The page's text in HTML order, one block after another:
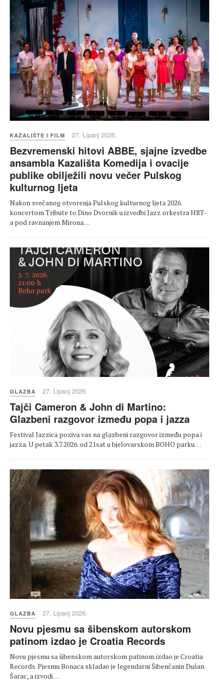
KAZALIŠTE I FILM 27. Lipanj 2026.
Bezvremenski hitovi ABBE, sjajne izvedbe
ansambla Kazališta Komedija i ovacije
publike obilježili novu večer Pulskog
kulturnog ljeta
Nakon svečanog otvorenja Pulskog kulturnog ljeta 2026.
koncertom Tribute to Dino Dvornik u izvedbi Jazz orkestra HRT-
a pod ravnanjem Mirona…
GLAZBA 27. Lipanj 2026.
Tajči Cameron & John di Martino:
Glazbeni razgovor između popa i jazza
Festival Jazzica poziva vas na glazbeni razgovor između popa i
jazza. U petak 3.7.2026. od 21sat u bjelovarskom BOHO parku…
GLAZBA 27. Lipanj 2026.
Novu pjesmu sa šibenskom autorskom
patinom izdao je Croatia Records
Novu pjesmu sa šibenskom autorskom patinom izdao je Croatia
Records. Pjesmu Bonaca skladao je legendarni Šibenčanin Dušan
Šarac, a izvodi…